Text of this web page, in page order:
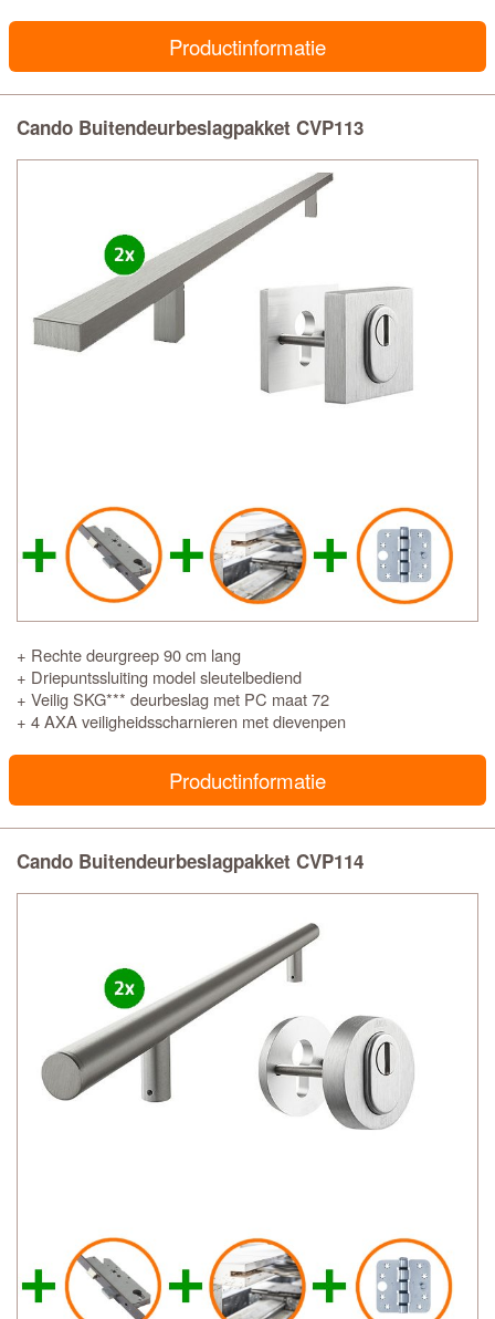
Productinformatie
Cando Buitendeurbeslagpakket CVP113
+ Rechte deurgreep 90 cm lang
+ Driepuntssluiting model sleutelbediend
+ Veilig SKG*** deurbeslag met PC maat 72
+ 4 AXA veiligheidsscharnieren met dievenpen
Productinformatie
Cando Buitendeurbeslagpakket CVP114